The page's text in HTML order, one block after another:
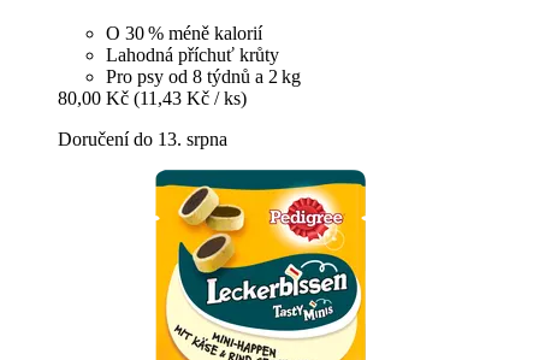
O 30 % méně kalorií
Lahodná příchuť krůty
Pro psy od 8 týdnů a 2 kg
80,00 Kč (11,43 Kč / ks)
Doručení do 13. srpna